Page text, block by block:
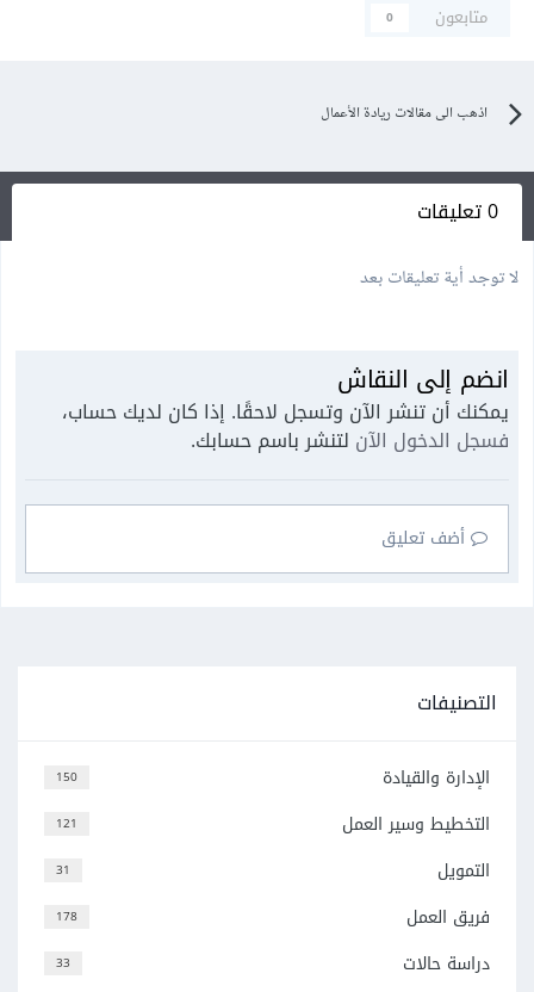
متابعون 0
اذهب الى مقالات ريادة الأعمال
0 تعليقات
لا توجد أية تعليقات بعد
انضم إلى النقاش
يمكنك أن تنشر الآن وتسجل لاحقًا. إذا كان لديك حساب،
فسجل الدخول الآن لتنشر باسم حسابك.
أضف تعليق
التصنيفات
150 الإدارة والقيادة
121 التخطيط وسير العمل
31 التمويل
178 فريق العمل
33 دراسة حالات